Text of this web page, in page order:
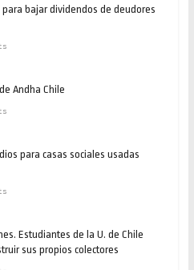
bajar dividendos de deudores
Andha Chile
para casas sociales usadas
Estudiantes de la U. de Chile
sus propios colectores